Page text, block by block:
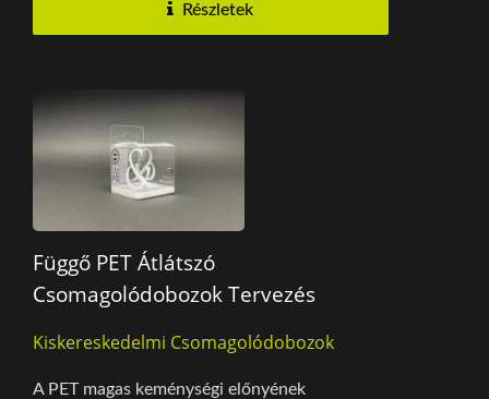
Részletek
Függő PET Átlátszó
Csomagolódobozok Tervezés
Kiskereskedelmi Csomagolódobozok
A PET magas keménységi előnyének